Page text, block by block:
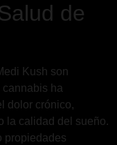
de
Kush son
ha
dolor crónico,
la calidad del sueño.
propiedades